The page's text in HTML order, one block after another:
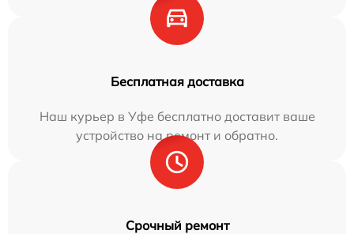
Бесплатная доставка
Наш курьер в Уфе бесплатно доставит ваше
устройство на ремонт и обратно.
Срочный ремонт